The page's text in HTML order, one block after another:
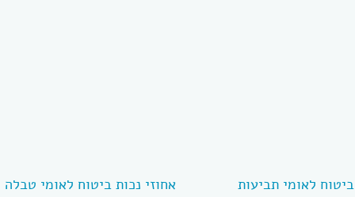
ביטוח לאומי תביעות אחוזי נכות ביטוח לאומי טבלה